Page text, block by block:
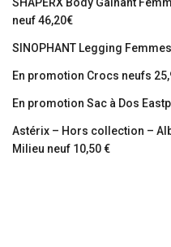
SHAPERX Body Gainant
neuf 46,20€
SINOPHANT Legging
En promotion Crocs neufs
En promotion Sac à Dos
Astérix – Hors collection –
Milieu neuf 10,50 €